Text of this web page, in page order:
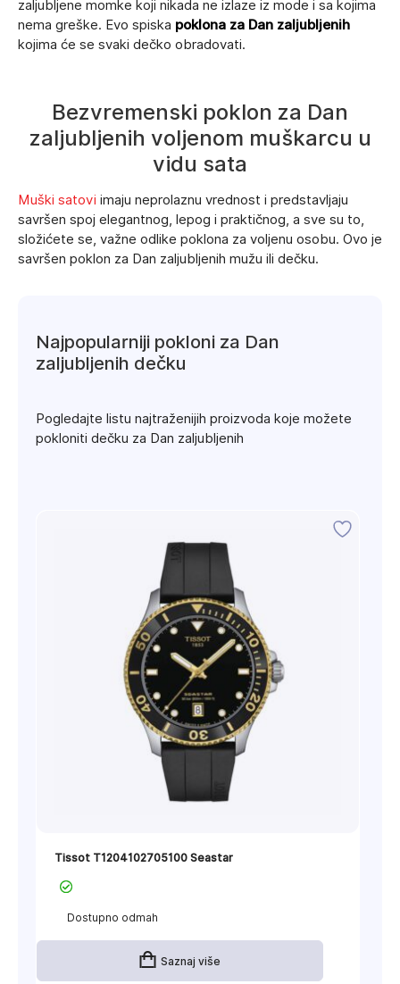
zaljubljene momke koji nikada ne izlaze iz mode i sa kojima
nema greške. Evo spiska poklona za Dan zaljubljenih
kojima će se svaki dečko obradovati.
Bezvremenski poklon za Dan
zaljubljenih voljenom muškarcu u
vidu sata
Muški satovi imaju neprolaznu vrednost i predstavljaju
savršen spoj elegantnog, lepog i praktičnog, a sve su to,
složićete se, važne odlike poklona za voljenu osobu. Ovo je
savršen poklon za Dan zaljubljenih mužu ili dečku.
Najpopularniji pokloni za Dan
zaljubljenih dečku
Pogledajte listu najtraženijih proizvoda koje možete
pokloniti dečku za Dan zaljubljenih
Dostupno odmah
Tissot T1204102705100 Seastar
Saznaj više